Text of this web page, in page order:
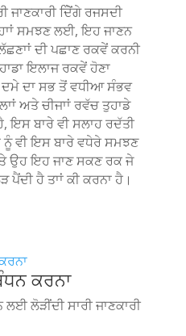
ਜਾਣਕਾਰੀ ਦੇਿੋਂਗੇ ਰਜਸਦੀ
ਸਮਝਣ ਲਈ, ਇਹ ਜਾਣਨ
ਦੀ ਪਛਾਣ ਰਕਵੇਂ ਕਰਨੀ
ਇਲਾਜ ਰਕਵੇਂ ਹੋਣਾ
ਦਮੇ ਦਾ ਸਭ ਤੋਂ ਵਧੀਆ ਸੰਭਵ
ਅਤੇ ਚੀਜਾਾਂ ਰਵੱਚ ਤੁਹਾਡੇ
ਇਸ ਬਾਰੇ ਵੀ ਸਲਾਹ ਰਦੱਤੀ
ਨੂੰ ਵੀ ਇਸ ਬਾਰੇ ਵਧੇਰੇ ਸਮਝਣ
ਉਹ ਇਹ ਜਾਣ ਸਕਣ ਰਕ ਜੇ
ਪੈਂਦੀ ਹੈ ਤਾਾਂ ਕੀ ਕਰਨਾ ਹੈ।
ਕਰਨਾ
ਲੋੜੀਂਦੀ ਸਾਰੀ ਜਾਣਕਾਰੀ